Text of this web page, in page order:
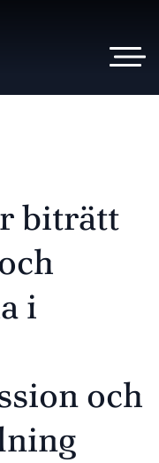
biträtt
i
och